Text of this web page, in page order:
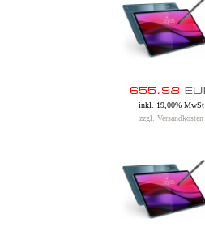
inkl. 19,00% MwSt
zzgl. Versandkosten